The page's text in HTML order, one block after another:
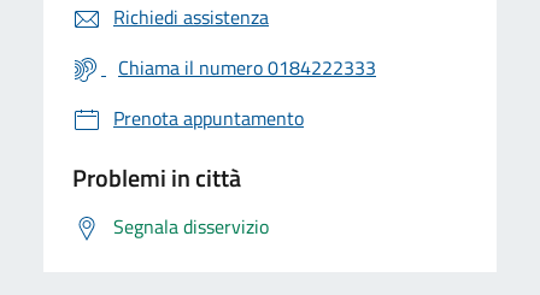
Richiedi assistenza
Chiama il numero 0184222333
Prenota appuntamento
Problemi in città
Segnala disservizio